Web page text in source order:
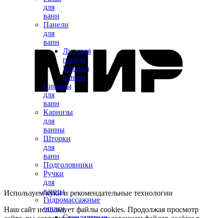
для
ванн
Панели
для
ванн
Лицевая
панель
Боковая
панель
Сифоны
для
ванн
Карнизы
для
ванны
Шторки
для
ванн
Подголовники
Ручки
для
ванны
Гидромассажные
опции
Используем куки и рекомендательные технологии
Наш сайт использует файлы cookies. Продолжая просмотр